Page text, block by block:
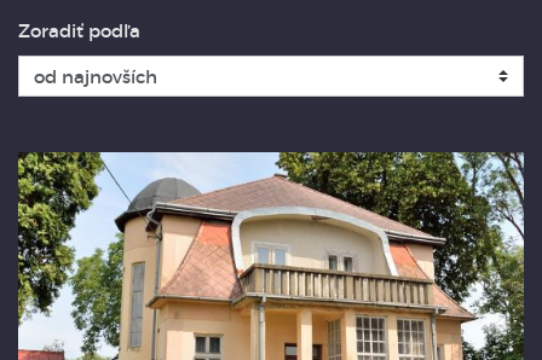
Zoradiť podľa